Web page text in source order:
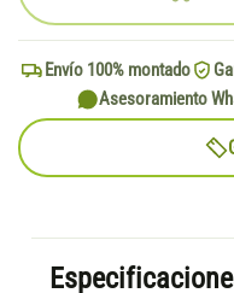
Envío 100% montado
Asesoramiento